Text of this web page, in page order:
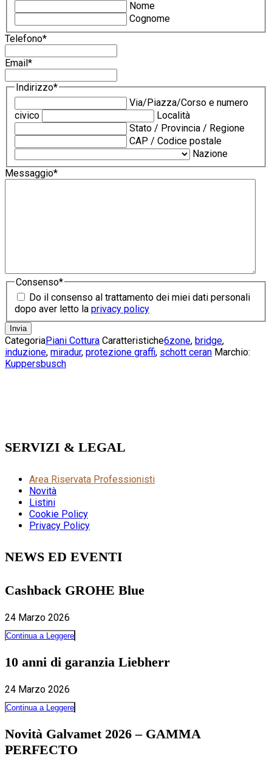
Nome
Cognome
Telefono*
Email*
Indirizzo*
Via/Piazza/Corso e numero
civico
Località
Stato / Provincia / Regione
CAP / Codice postale
Nazione
Messaggio*
Consenso*
Do il consenso al trattamento dei miei dati personali
dopo aver letto la privacy policy
CategoriaPiani Cottura Caratteristiche6zone, bridge,
induzione, miradur, protezione graffi, schott ceran Marchio:
Kuppersbusch
SERVIZI & LEGAL
Area Riservata Professionisti
Novità
Listini
Cookie Policy
Privacy Policy
NEWS ED EVENTI
Cashback GROHE Blue
24 Marzo 2026
Continua a Leggere
10 anni di garanzia Liebherr
24 Marzo 2026
Continua a Leggere
Novità Galvamet 2026 – GAMMA
PERFECTO